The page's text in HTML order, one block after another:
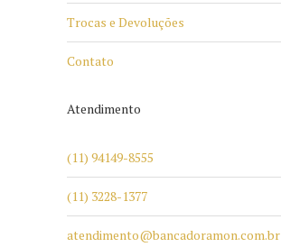
Trocas e Devoluções
Contato
Atendimento
(11) 94149-8555
(11) 3228-1377
atendimento@bancadoramon.com.br